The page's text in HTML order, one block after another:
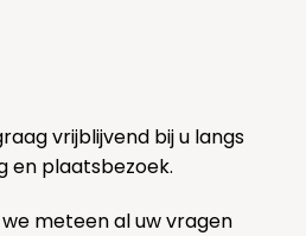
vrijblijvend bij u langs
en plaatsbezoek.
meteen al uw vragen